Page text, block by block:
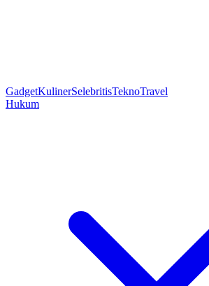
GadgetKulinerSelebritisTeknoTravel
Hukum